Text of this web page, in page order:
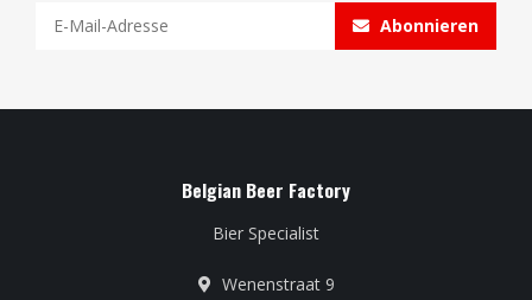
Abonnieren
Belgian Beer Factory
Bier Specialist
Wenenstraat 9